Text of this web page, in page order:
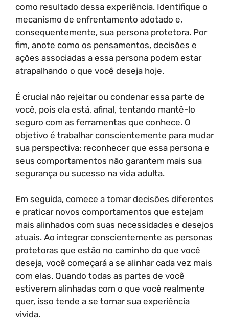
como resultado dessa experiência. Identifique o
mecanismo de enfrentamento adotado e,
consequentemente, sua persona protetora. Por
fim, anote como os pensamentos, decisões e
ações associadas a essa persona podem estar
atrapalhando o que você deseja hoje.
É crucial não rejeitar ou condenar essa parte de
você, pois ela está, afinal, tentando mantê-lo
seguro com as ferramentas que conhece. O
objetivo é trabalhar conscientemente para mudar
sua perspectiva: reconhecer que essa persona e
seus comportamentos não garantem mais sua
segurança ou sucesso na vida adulta.
Em seguida, comece a tomar decisões diferentes
e praticar novos comportamentos que estejam
mais alinhados com suas necessidades e desejos
atuais. Ao integrar conscientemente as personas
protetoras que estão no caminho do que você
deseja, você começará a se alinhar cada vez mais
com elas. Quando todas as partes de você
estiverem alinhadas com o que você realmente
quer, isso tende a se tornar sua experiência
vivida.